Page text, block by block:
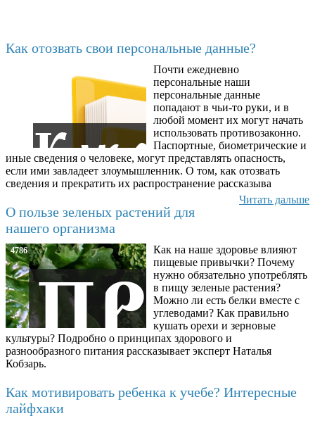
Как отозвать свои персональные данные?
Почти ежедневно
персональные наши
персональные данные
попадают в чьи-то руки, и в
любой момент их могут начать
использовать противозаконно.
Паспортные, биометрические и
иные сведения о человеке, могут представлять опасность,
если ими завладеет злоумышленник. О том, как отозвать
сведения и прекратить их распространение рассказыва
Читать дальше
О пользе зеленых растений для
нашего организма
4786
Как на наше здоровье влияют
пищевые привычки? Почему
нужно обязательно употреблять
в пищу зеленые растения?
Можно ли есть белки вместе с
углеводами? Как правильно
кушать орехи и зерновые
культуры? Подробно о принципах здорового и
разнообразного питания рассказывает эксперт Наталья
Кобзарь.
Как мотивировать ребенка к учебе? Интересные
лайфхаки